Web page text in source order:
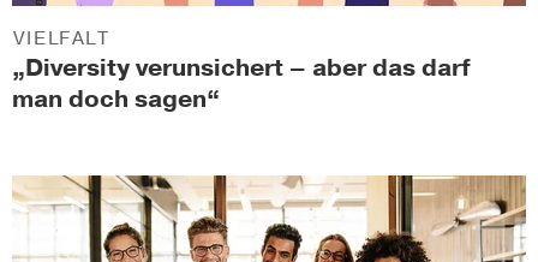
„Diversity verunsichert – aber das darf
man doch sagen“
VIELFALT